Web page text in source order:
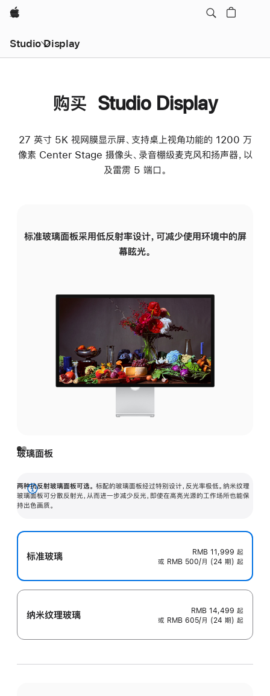
Apple
Studio Display
购买 Studio Display
27 英寸 5K 视网膜显示屏、支持桌上视角功能的 1200 万
像素 Center Stage 摄像头、录音棚级麦克风和扬声器，以
及雷雳 5 端口。
标准玻璃面板采用低反射率设计，可减少使用环境中的屏
幕眩光。
玻璃面板
两种抗反射玻璃面板可选。 标配的玻璃面板经过特别设计，反光率极低。纳米纹理
玻璃面板可分散反射光，从而进一步减少反光，即使在高亮光源的工作场所也能保
持出色画质。
展
开
标准玻璃 RMB 11,999 起
或 RMB 500/月 (24 期) 起
纳米纹理玻璃 RMB 14,499 起
或 RMB 605/月 (24 期) 起